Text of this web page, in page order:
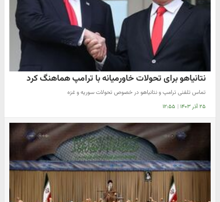
نتانیاهو برای تحولات خاورمیانه با ترامپ هماهنگ کرد
تماس تلفنی ترامپ و نتانیاهو در خصوص تحولات سوریه و غزه
۲۵ آذر ۱۴۰۳ | ۱۲:۵۵